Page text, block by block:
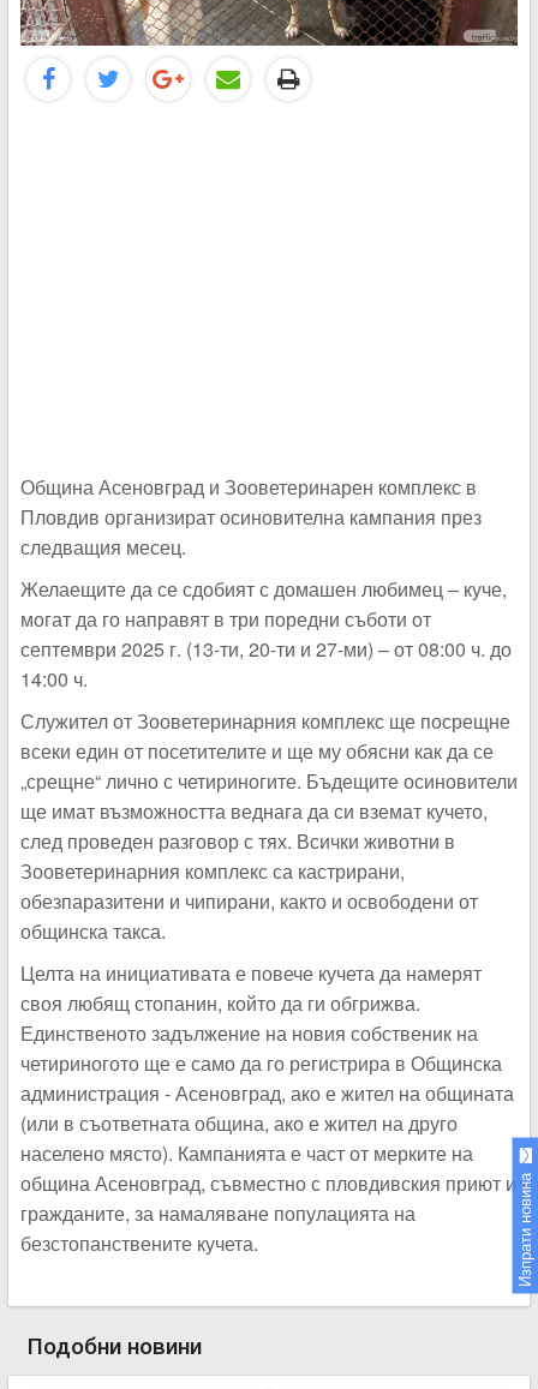
Община Асеновград и Зооветеринарен комплекс в
Пловдив организират осиновителна кампания през
следващия месец.
Желаещите да се сдобият с домашен любимец – куче,
могат да го направят в три поредни съботи от
септември 2025 г. (13-ти, 20-ти и 27-ми) – от 08:00 ч. до
14:00 ч.
Служител от Зооветеринарния комплекс ще посрещне
всеки един от посетителите и ще му обясни как да се
„срещне“ лично с четириногите. Бъдещите осиновители
ще имат възможността веднага да си вземат кучето,
след проведен разговор с тях. Всички животни в
Зооветеринарния комплекс са кастрирани,
обезпаразитени и чипирани, както и освободени от
общинска такса.
Целта на инициативата е повече кучета да намерят
своя любящ стопанин, който да ги обгрижва.
Единственото задължение на новия собственик на
четириногото ще е само да го регистрира в Общинска
администрация - Асеновград, ако е жител на общината
(или в съответната община, ако е жител на друго
населено място). Кампанията е част от мерките на
община Асеновград, съвместно с пловдивския приют и
гражданите, за намаляване популацията на
безстопанствените кучета.
Подобни новини
Изпрати новина